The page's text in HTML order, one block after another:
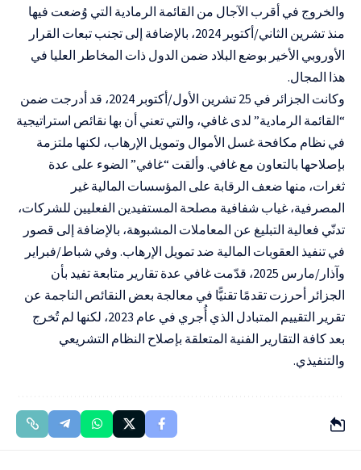
والخروج في أقرب الآجال من القائمة الرمادية التي وُضعت فيها
منذ تشرين الثاني/أكتوبر 2024، بالإضافة إلى تجنب تبعات القرار
الأوروبي الأخير بوضع البلاد ضمن الدول ذات المخاطر العليا في
هذا المجال.
وكانت الجزائر في 25 تشرين الأول/أكتوبر 2024، قد أدرجت ضمن
“القائمة الرمادية” لدى غافي، والتي تعني أن بها نقائص استراتيجية
في نظام مكافحة غسل الأموال وتمويل الإرهاب، لكنها ملتزمة
بإصلاحها بالتعاون مع غافي. وألقت “غافي” الضوء على عدة
ثغرات، منها ضعف الرقابة على المؤسسات المالية غير
المصرفية، غياب شفافية مصلحة المستفيدين الفعليين للشركات،
تدنّي فعالية التبليغ عن المعاملات المشبوهة، بالإضافة إلى قصور
في تنفيذ العقوبات المالية ضد تمويل الإرهاب. وفي شباط/فبراير
وآذار/مارس 2025، قدّمت غافي عدة تقارير متابعة تفيد بأن
الجزائر أحرزت تقدمًا تقنيًّا في معالجة بعض النقائص الناجمة عن
تقرير التقييم المتبادل الذي أُجري في عام 2023، لكنها لم تُخرج
بعد كافة التقارير الفنية المتعلقة بإصلاح النظام التشريعي
والتنفيذي.